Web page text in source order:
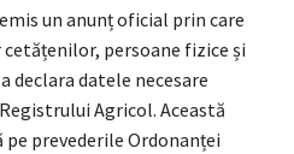
un anunț oficial prin care
persoane fizice și
declara datele necesare
Agricol. Această
prevederile Ordonanței